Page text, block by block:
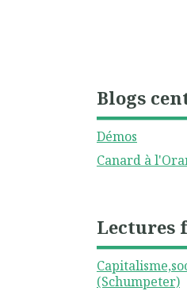
Blogs
Démos
Canard à
Lectures
(Schumpeter)